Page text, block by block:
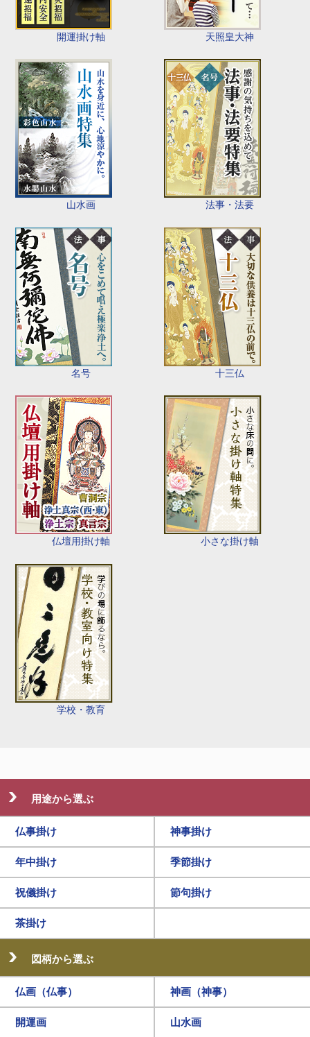
開運掛け軸 天照皇大神
山水画 法事・法要
名号 十三仏
仏壇用掛け軸 小さな掛け軸
学校・教育
用途から選ぶ
仏事掛け 神事掛け
年中掛け 季節掛け
祝儀掛け 節句掛け
茶掛け
図柄から選ぶ
仏画（仏事） 神画（神事）
開運画 山水画